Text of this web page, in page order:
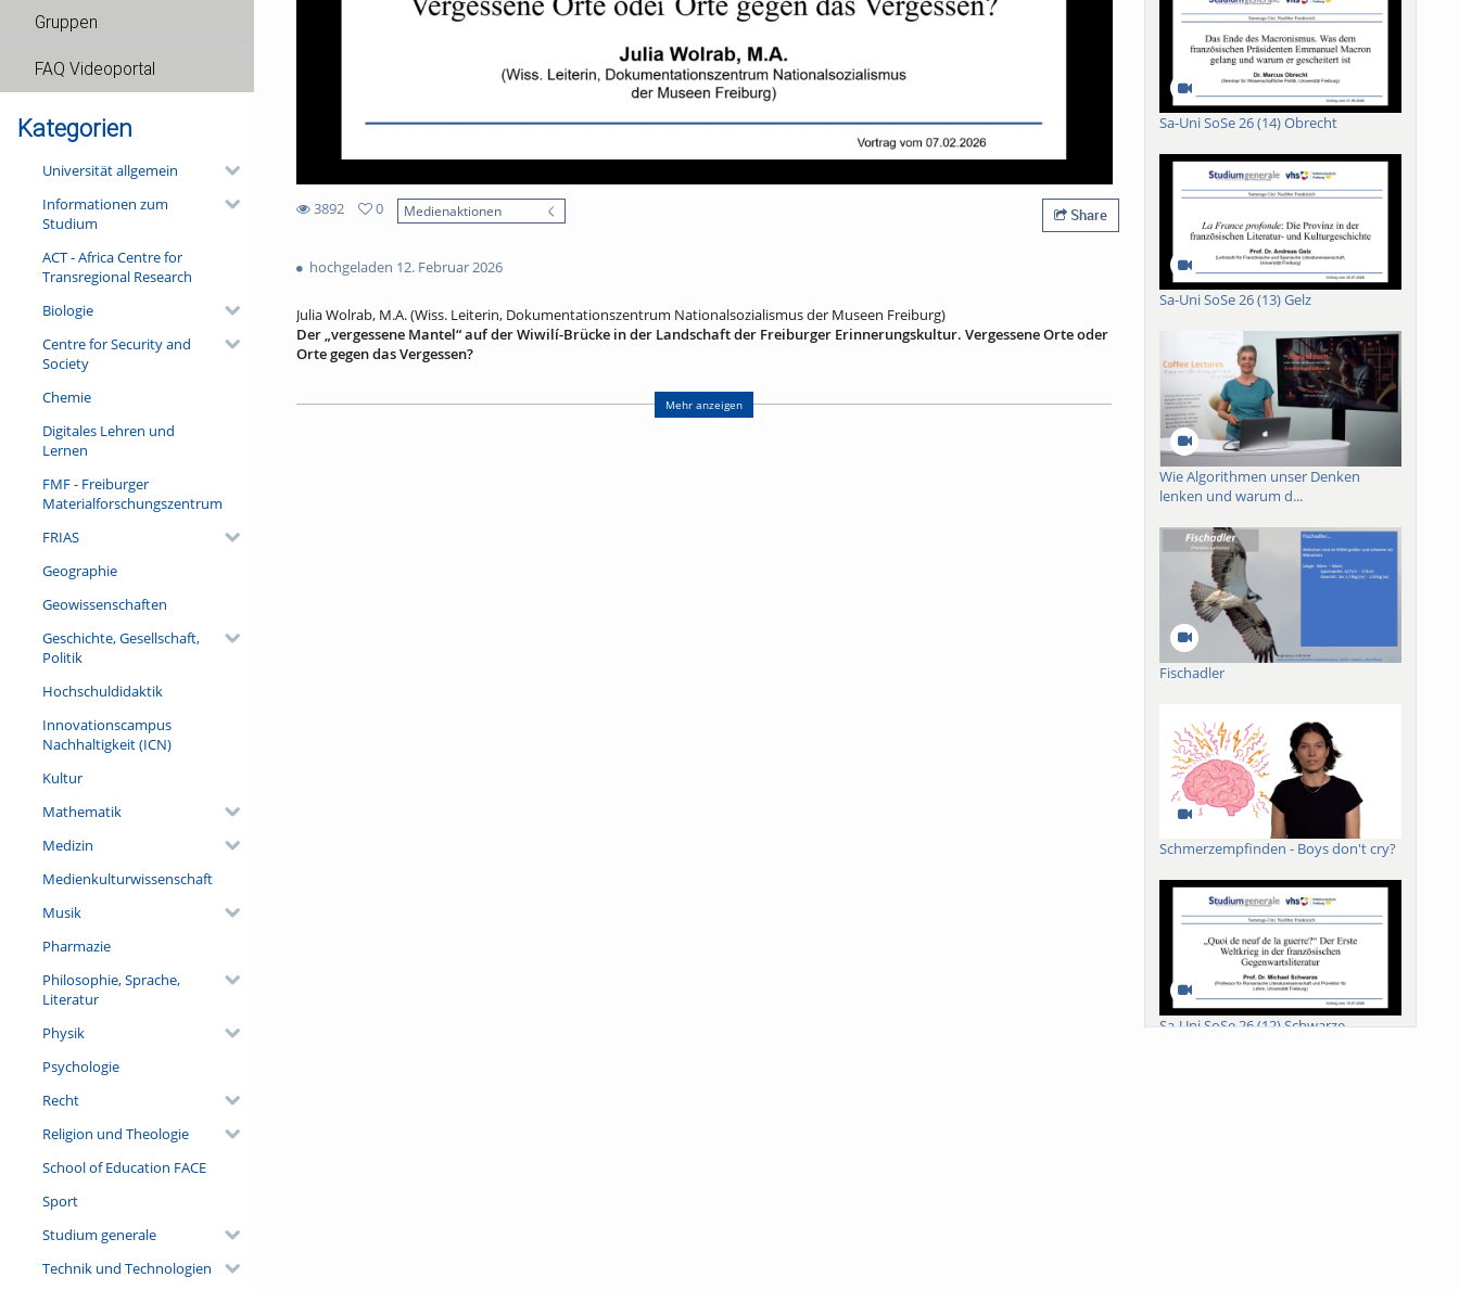
Gruppen
FAQ Videoportal
Kategorien
Universität allgemein
Informationen zum
Studium
ACT - Africa Centre for
Transregional Research
Biologie
Centre for Security and
Society
Chemie
Digitales Lehren und
Lernen
FMF - Freiburger
Materialforschungszentrum
FRIAS
Geographie
Geowissenschaften
Geschichte, Gesellschaft,
Politik
Hochschuldidaktik
Innovationscampus
Nachhaltigkeit (ICN)
Kultur
Mathematik
Medizin
Medienkulturwissenschaft
Musik
Pharmazie
Philosophie, Sprache,
Literatur
Physik
Psychologie
Recht
Religion und Theologie
School of Education FACE
Sport
Studium generale
Technik und Technologien
3892
views
0
Medienaktionen Share
hochgeladen 12. Februar 2026
Julia Wolrab, M.A. (Wiss. Leiterin, Dokumentationszentrum Nationalsozialismus der Museen Freiburg)
Der „vergessene Mantel“ auf der Wiwilí-Brücke in der Landschaft der Freiburger Erinnerungskultur. Vergessene Orte oder
Orte gegen das Vergessen?
Lager Gurs deportiert wurden, befindet sich seit 2003 ein bronzenes Denkmal der Bildhauerin Birgit Stauch. Wie ein
zurückgelassenes Gepäckstück erinnert der „vergessene Mantel” neben einer Gedenktafel an die Menschen, die in der Nacht
Mehr anzeigen
Sa-Uni SoSe 26 (14) Obrecht
Sa-Uni SoSe 26 (13) Gelz
Wie Algorithmen unser Denken
lenken und warum d...
Fischadler
Schmerzempfinden - Boys don't cry?
Sa-Uni SoSe 26 (12) Schwarze